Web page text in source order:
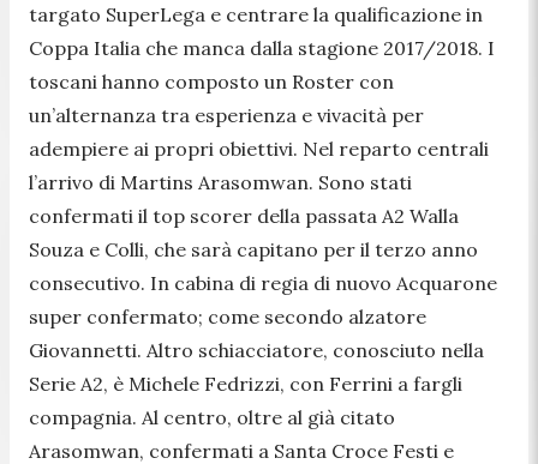
targato SuperLega e centrare la qualificazione in
Coppa Italia che manca dalla stagione 2017/2018. I
toscani hanno composto un Roster con
un’alternanza tra esperienza e vivacità per
adempiere ai propri obiettivi. Nel reparto centrali
l’arrivo di Martins Arasomwan. Sono stati
confermati il top scorer della passata A2 Walla
Souza e Colli, che sarà capitano per il terzo anno
consecutivo. In cabina di regia di nuovo Acquarone
super confermato; come secondo alzatore
Giovannetti. Altro schiacciatore, conosciuto nella
Serie A2, è Michele Fedrizzi, con Ferrini a fargli
compagnia. Al centro, oltre al già citato
Arasomwan, confermati a Santa Croce Festi e